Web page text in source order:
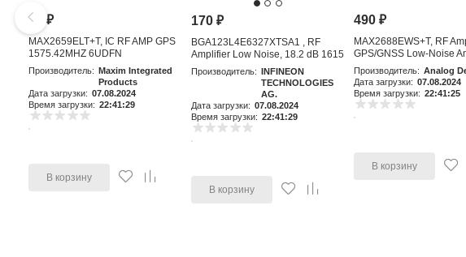
81₽
MAX2659ELT+T, IC RF AMP GPS
1575.42MHZ 6UDFN
Производитель:
Maxim Integrated
Products
Дата загрузки: 07.08.2024
Время загрузки: 22:41:29
В корзину
170₽
BGA123L4E6327XTSA1 , RF
Amplifier Low Noise, 18.2 dB 1615
MHz, 4-Pin TSLP-4-11
Производитель:
INFINEON
TECHNOLOGIES
AG.
Дата загрузки: 07.08.2024
Время загрузки: 22:41:29
В корзину
490₽
MAX2688EWS+T, RF
GPS/GNSS Low-Noise
Производитель: Analog
Дата загрузки: 07.08.2024
Время загрузки: 22:41:25
В корзину